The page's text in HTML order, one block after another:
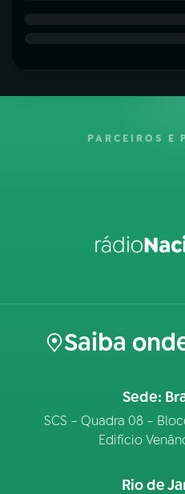
PARCEIROS E
Saiba
Sede:
SCS – Quadra 08 –
Edifício
Rio de